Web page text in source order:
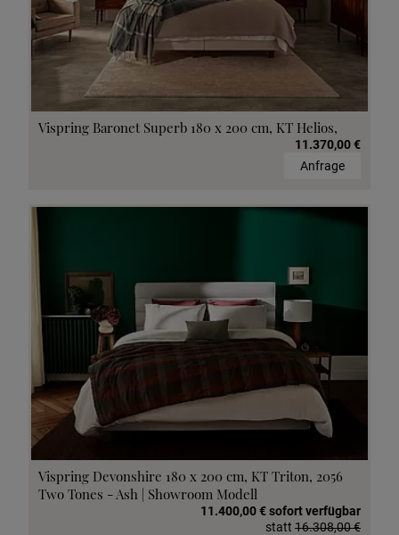
Vispring Baronet Superb 180 x 200 cm, KT Helios,
11.370,00 €
Anfrage
Vispring Devonshire 180 x 200 cm, KT Triton, 2056
Two Tones - Ash | Showroom Modell
11.400,00 € sofort verfügbar
statt 16.308,00 €